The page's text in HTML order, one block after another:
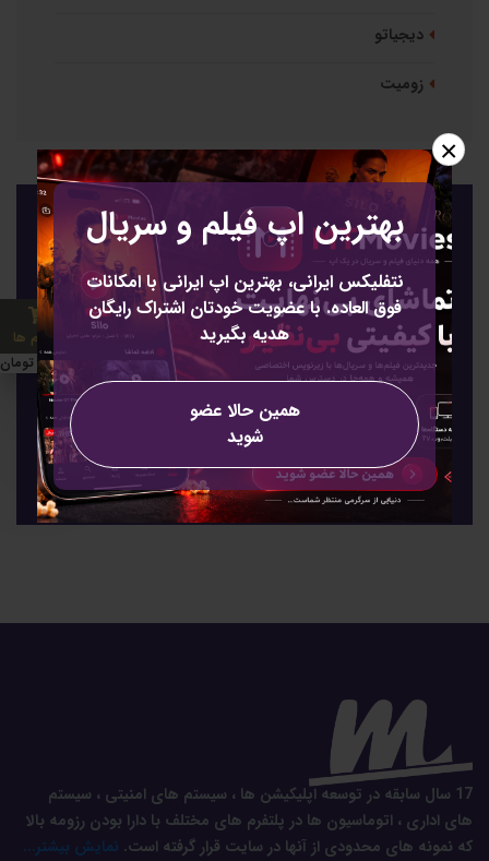
بهترین اپ فیلم و سریال
نتفلیکس ایرانی، بهترین اپ ایرانی با امکانات
فوق العاده. با عضویت خودتان اشتراک رایگان
هدیه بگیرید
همین حالا عضو
شوید
×
دیجیاتو
زومیت
عضویت
عضویت برای خبرنامه
17 سال سابقه در توسعه اپلیکیشن ها ، سیستم های امنیتی ، سیستم
های اداری ، اتوماسیون ها در پلتفرم های مختلف با دارا بودن رزومه بالا
که نمونه های محدودی از آنها در سایت قرار گرفته است. نمایش بیشتر...
85000 تومان